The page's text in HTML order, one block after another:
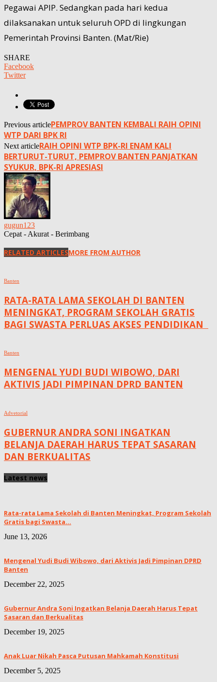
Pegawai APIP. Sedangkan pada hari kedua
dilaksanakan untuk seluruh OPD di lingkungan
Pemerintah Provinsi Banten. (Mat/Rie)
SHARE
Facebook
Twitter
Previous articlePEMPROV BANTEN KEMBALI RAIH OPINI
WTP DARI BPK RI
Next articleRAIH OPINI WTP BPK-RI ENAM KALI
BERTURUT-TURUT, PEMPROV BANTEN PANJATKAN
SYUKUR, BPK-RI APRESIASI
gugun123
Cepat - Akurat - Berimbang
RELATED ARTICLESMORE FROM AUTHOR
Banten
RATA-RATA LAMA SEKOLAH DI BANTEN
MENINGKAT, ‎PROGRAM SEKOLAH GRATIS
BAGI SWASTA PERLUAS AKSES PENDIDIKAN ‎ ‎
Banten
MENGENAL YUDI BUDI WIBOWO, DARI
AKTIVIS JADI PIMPINAN DPRD BANTEN
Advetorial
GUBERNUR ANDRA SONI INGATKAN
BELANJA DAERAH HARUS TEPAT SASARAN
DAN BERKUALITAS
Latest news
Rata-rata Lama Sekolah di Banten Meningkat, ‎Program Sekolah
Gratis bagi Swasta...
June 13, 2026
Mengenal Yudi Budi Wibowo, dari Aktivis Jadi Pimpinan DPRD
Banten
December 22, 2025
Gubernur Andra Soni Ingatkan Belanja Daerah Harus Tepat
Sasaran dan Berkualitas
December 19, 2025
Anak Luar Nikah Pasca Putusan Mahkamah Konstitusi
December 5, 2025